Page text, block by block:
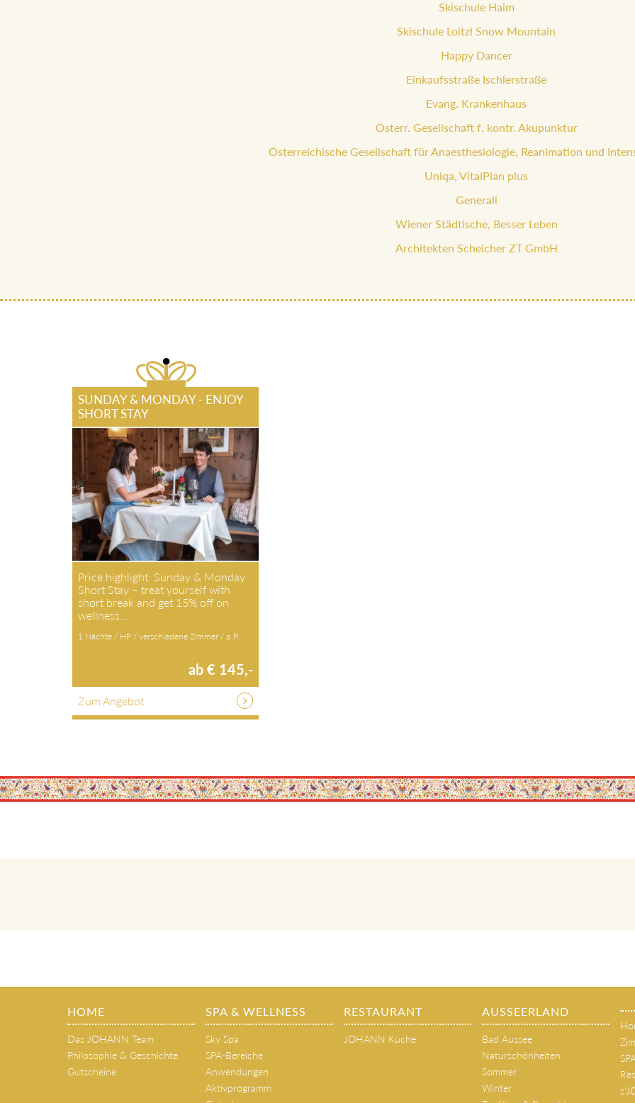
Skischule Haim
Skischule Loitzl Snow Mountain
Happy Dancer
Einkaufsstraße Ischlerstraße
Evang. Krankenhaus
Österr. Gesellschaft f. kontr. Akupunktur
Österreichische Gesellschaft für Anaesthesiologie, Reanimation und
Uniqa, VitalPlan plus
Generali
Wiener Städtische, Besser Leben
Architekten Scheicher ZT GmbH
SUNDAY & MONDAY - ENJOY
SHORT STAY
Price highlight: Sunday & Monday
Short Stay – treat yourself with
short break and get 15% off on
wellness…
1 Nächte / HP / verschiedene Zimmer / p.P.
ab € 145,-
Zum Angebot
HOME
Das JOHANN Team
Philosophie & Geschichte
Gutscheine
SPA & WELLNESS
Sky Spa
SPA-Bereiche
Anwendungen
Aktivprogramm
RESTAURANT
JOHANN Küche
AUSSEERLAND
Bad Aussee
Naturschönheiten
Sommer
Winter